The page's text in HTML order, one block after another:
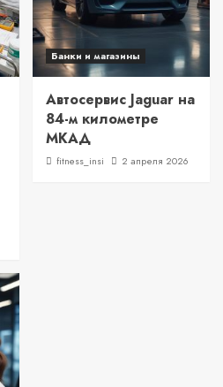
Банки и магазины
Автосервис Jaguar на
84-м километре
МКАД
fitness_insi 2 апреля 2026